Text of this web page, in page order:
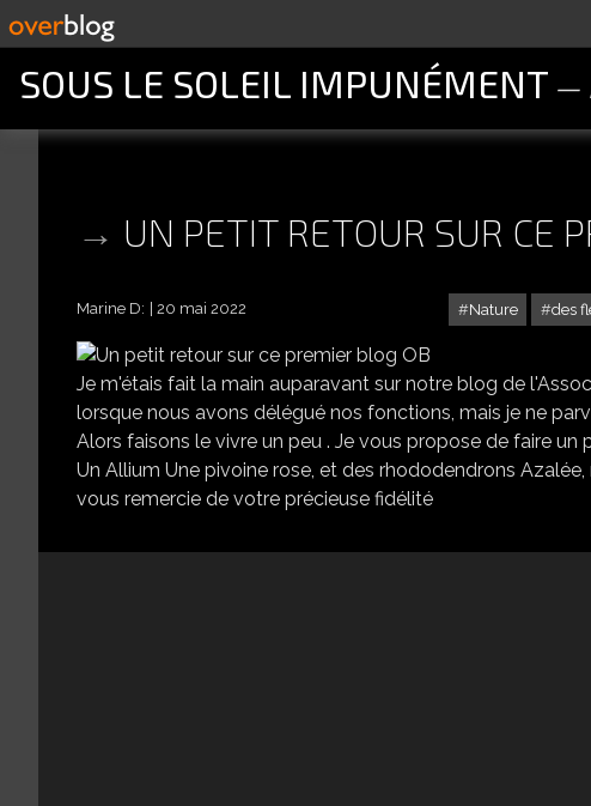
SOUS LE SOLEIL IMPUNÉMENT
UN PETIT RETOUR SUR CE
Nature des
Marine D: 20 mai 2022
Je m'étais fait la main auparavant sur notre blog de
lorsque nous avons délégué nos fonctions, mais je ne
Alors faisons le vivre un peu . Je vous propose de faire
Un Allium Une pivoine rose, et des rhododendrons
vous remercie de votre précieuse fidélité